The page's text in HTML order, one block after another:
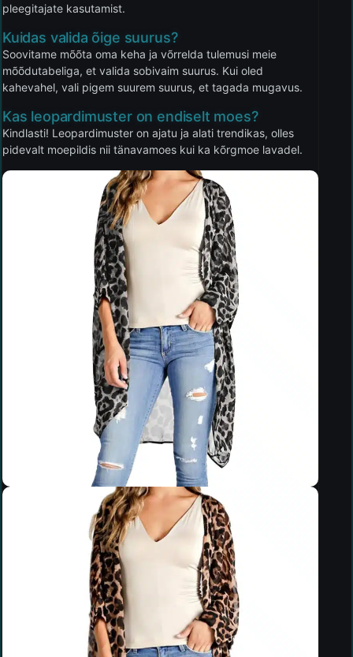
pleegitajate kasutamist.
Kuidas valida õige suurus?
Soovitame mõõta oma keha ja võrrelda tulemusi meie
mõõdutabeliga, et valida sobivaim suurus. Kui oled
kahevahel, vali pigem suurem suurus, et tagada mugavus.
Kas leopardimuster on endiselt moes?
Kindlasti! Leopardimuster on ajatu ja alati trendikas, olles
pidevalt moepildis nii tänavamoes kui ka kõrgmoe lavadel.